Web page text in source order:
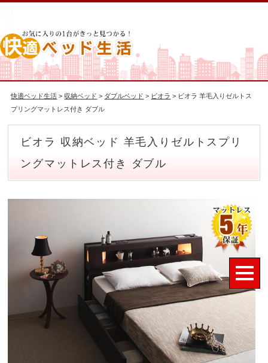
快適ベッド生活 >収納ベッド > ダブルベッド > ビオラ > ビオラ 羊毛入りゼルトス
プリングマットレス付き ダブル
ビオラ 収納ベッド 羊毛入りゼルトスプリ
ングマットレス付き ダブル